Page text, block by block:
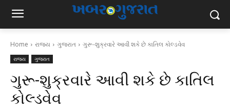
Home રાજ્ય ગુજરાત ગુરૂ-શુક્રવારે આવી શકે છે કાતિલ કોલ્ડવેવ
રાજ્ય ગુજરાત
ગુરૂ-શુક્રવારે આવી શકે છે કાતિલ
કોલ્ડવેવ